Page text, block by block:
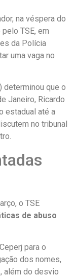
na véspera do
TSE, em
da Polícia
uma vaga no
determinou que o
Janeiro, Ricardo
estadual até a
no tribunal
o TSE
de abuso
para o
dos nomes,
além do desvio